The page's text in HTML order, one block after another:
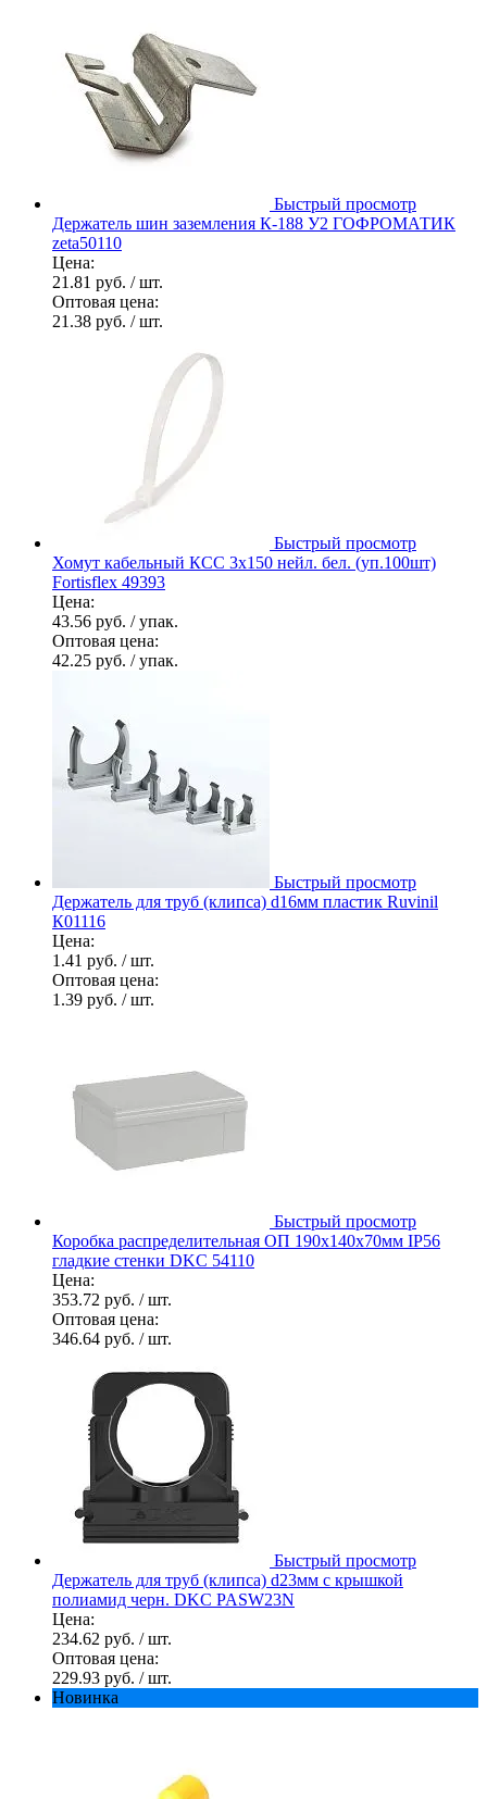
Быстрый просмотр
Держатель шин заземления К-188 У2 ГОФРОМАТИК
zeta50110
Цена:
21.81 руб. / шт.
Оптовая цена:
21.38 руб. / шт.
Быстрый просмотр
Хомут кабельный КСС 3х150 нейл. бел. (уп.100шт)
Fortisflex 49393
Цена:
43.56 руб. / упак.
Оптовая цена:
42.25 руб. / упак.
Быстрый просмотр
Держатель для труб (клипса) d16мм пластик Ruvinil
К01116
Цена:
1.41 руб. / шт.
Оптовая цена:
1.39 руб. / шт.
Быстрый просмотр
Коробка распределительная ОП 190х140х70мм IP56
гладкие стенки DKC 54110
Цена:
353.72 руб. / шт.
Оптовая цена:
346.64 руб. / шт.
Быстрый просмотр
Держатель для труб (клипса) d23мм с крышкой
полиамид черн. DKC PASW23N
Цена:
234.62 руб. / шт.
Оптовая цена:
229.93 руб. / шт.
Новинка